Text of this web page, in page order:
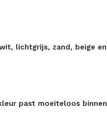
lichtgrijs, zand, beige en
past moeiteloos binnen